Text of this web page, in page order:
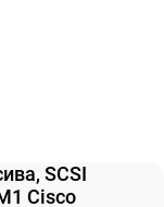
SCSI
Cisco